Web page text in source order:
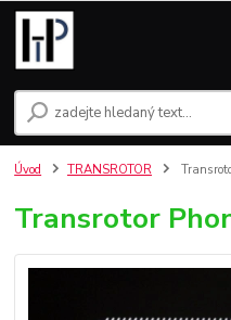
Úvod TRANSROTOR
Transrotor